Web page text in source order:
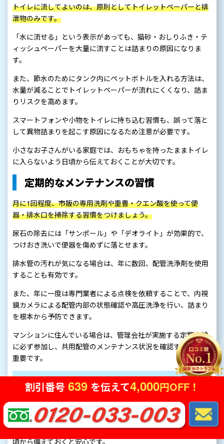
トイレに流してよいのは、原則としてトイレットペーパーと排
泄物のみです。
「水に流せる」という表示があっても、猫砂・おしりふき・テ
ィッシュペーパーを大量に流すことは詰まりの原因になりま
す。
また、節水のためにタンク内にペットボトルを入れる方法は、
水量が減ることでトイレットペーパーが流れにくくなり、詰ま
りリスクを高めます。
スマートフォンや小物をトイレに持ち込む習慣も、誤って落と
して異物詰まりを起こす原因になるため注意が必要です。
小さなお子さんがいる家庭では、おもちゃを持ったままトイレ
に入らないよう日頃から伝えておくことが大切です。
定期的なメンテナンスの習慣
月に1回程度、市販の専用洗剤や重曹・クエン酸を使って便
器・排水口を掃除する習慣をつけましょう。
尿石の除去には「サンポール」や「デオライト」が効果的で、
つけおき洗いで便器を傷めずに落とせます。
排水管の汚れが気になる場合は、年に数回、配管洗浄剤を使用
することも有効です。
また、年に一度は専門業者による点検を依頼することで、内視
鏡カメラによる配管内部の状態確認や高圧洗浄を行い、詰まり
を根本から予防できます。
マンションに住んでいる場合は、管理会社が実施する定期点検
に必ず参加し、共用配管のメンテナンス状況を確認することも
重要です。
緊急時の備えとして用意しておくべ
きアイテム
突然のトイレトラブルに慌てないために、以下のアイテムを日
頃から備えておくと安心です。
割引番号 639を伝えて4,000円OFF！